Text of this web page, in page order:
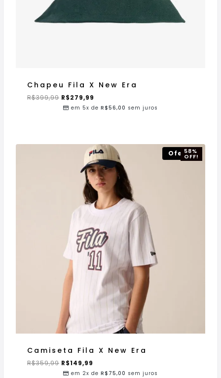
Chapeu Fila X New Era
R$399,99 R$279,99
em 5x de R$56,00 sem juros
Oferta!
58%
OFF!
Camiseta Fila X New Era
R$359,99 R$149,99
em 2x de R$ 75,00 sem juros